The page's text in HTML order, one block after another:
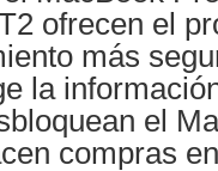
ofrecen el
más
la
el
compras